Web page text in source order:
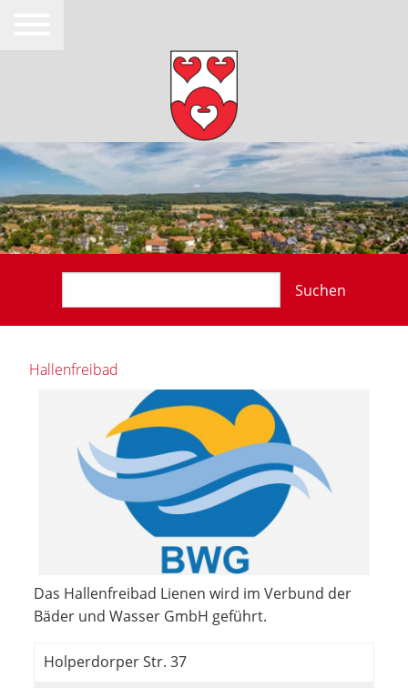
Suchen
Hallenfreibad
Das Hallenfreibad Lienen wird im Verbund der
Bäder und Wasser GmbH geführt.
Holperdorper Str. 37